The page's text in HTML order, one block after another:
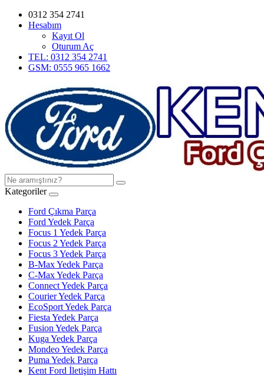
0312 354 2741
Hesabım
Kayıt Ol
Oturum Aç
TEL: 0312 354 2741
GSM: 0555 965 1662
Kategoriler
Ford Çıkma Parça
Ford Yedek Parça
Focus 1 Yedek Parça
Focus 2 Yedek Parça
Focus 3 Yedek Parça
B-Max Yedek Parça
C-Max Yedek Parça
Connect Yedek Parça
Courier Yedek Parça
EcoSport Yedek Parça
Fiesta Yedek Parça
Fusion Yedek Parça
Kuga Yedek Parça
Mondeo Yedek Parça
Puma Yedek Parça
Kent Ford İletişim Hattı